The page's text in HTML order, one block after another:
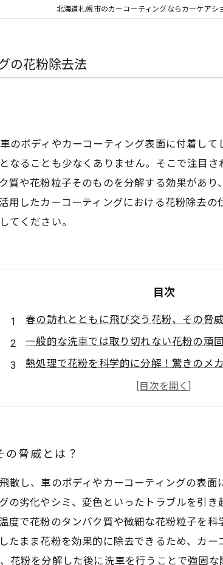
北海道札幌市のカーコーティングならカーケアシ
の花粉除去法
のボディやカーコーティング表面に付着し
なることも少なくありません。そこで注目
質や花粉粒子そのものを分解する効果があ
用したカーコーティングにおける花粉除去
てください。
目次
春の訪れとともに飛び交う花粉、その脅
一般的な洗車では取り切れない花粉の頑
熱処理で花粉を科学的に分解！驚きのメ
実践編：熱処理を使ったカーコーティン
熱処理で守るカーコーティングの美しさ
脅威とは？
散し、車のボディやカーコーティングの表
の劣化やシミ、変色といったトラブルを引
度で花粉のタンパク質や微細な花粉粒子を
たまま花粉を効果的に除去できるため、カ
花粉を分解した後に洗車を行うことで強固